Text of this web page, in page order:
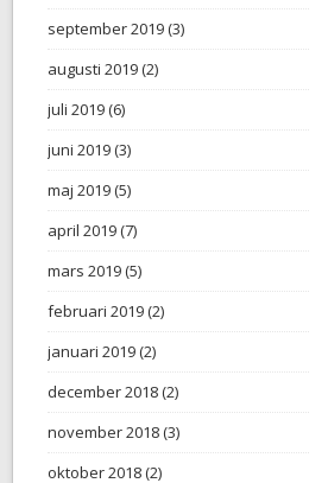
september 2019(3)
augusti 2019(2)
juli 2019(6)
juni 2019(3)
maj 2019(5)
april 2019(7)
mars 2019(5)
februari 2019(2)
januari 2019(2)
december 2018(2)
november 2018(3)
oktober 2018(2)